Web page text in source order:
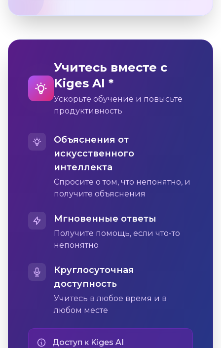
Учитесь вместе с
Kiges AI *
Ускорьте обучение и повысьте
продуктивность
Объяснения от
искусственного
интеллекта
Спросите о том, что непонятно, и
получите объяснения
Мгновенные ответы
Получите помощь, если что-то
непонятно
Круглосуточная
доступность
Учитесь в любое время и в
любом месте
Доступ к Kiges AI